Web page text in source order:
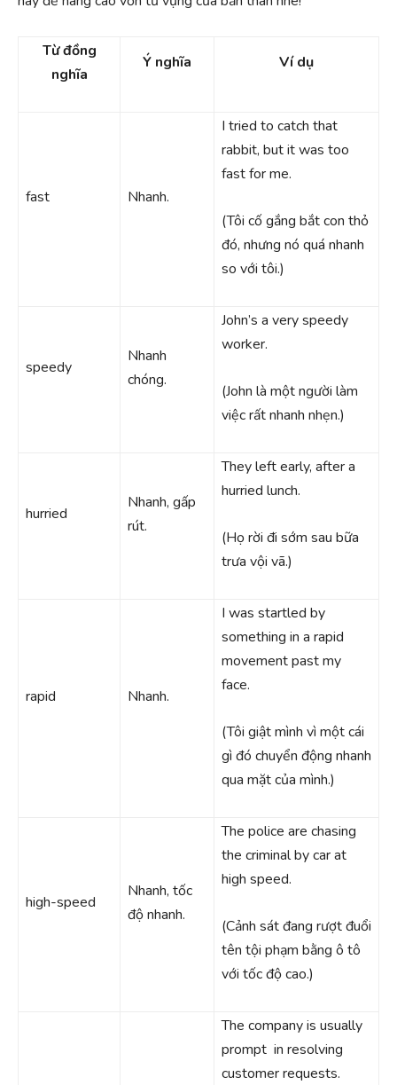
Từ đồng
nghĩa
Ý nghĩa Ví dụ
fast Nhanh.
I tried to catch that
rabbit, but it was too
fast for me.
(Tôi cố gắng bắt con thỏ
đó, nhưng nó quá nhanh
so với tôi.)
speedy
Nhanh
chóng.
John’s a very speedy
worker.
(John là một người làm
việc rất nhanh nhẹn.)
hurried
Nhanh, gấp
rút.
They left early, after a
hurried lunch.
(Họ rời đi sớm sau bữa
trưa vội vã.)
rapid Nhanh.
I was startled by
something in a rapid
movement past my
face.
(Tôi giật mình vì một cái
gì đó chuyển động nhanh
qua mặt của mình.)
high-speed
Nhanh, tốc
độ nhanh.
The police are chasing
the criminal by car at
high speed.
(Cảnh sát đang rượt đuổi
tên tội phạm bằng ô tô
với tốc độ cao.)
The company is usually
prompt in resolving
customer requests.